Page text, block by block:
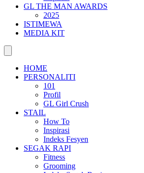
GL THE MAN AWARDS
2025
ISTIMEWA
MEDIA KIT
HOME
PERSONALITI
101
Profil
GL Girl Crush
STAIL
How To
Inspirasi
Indeks Fesyen
SEGAK RAPI
Fitness
Grooming